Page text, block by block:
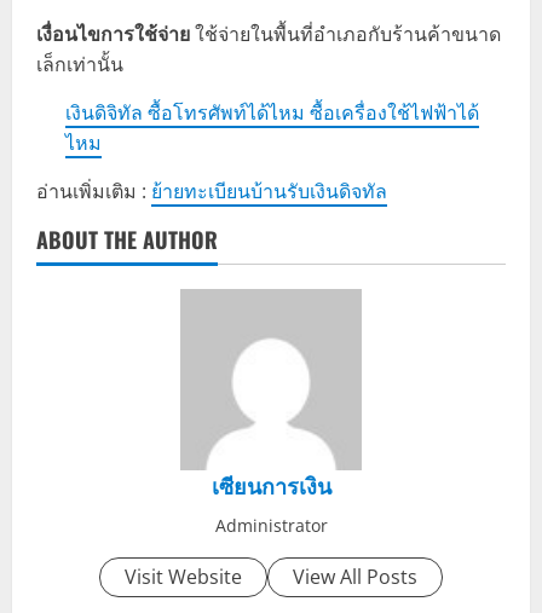
เงื่อนไขการใช้จ่ายใช้จ่ายในพื้นที่อำเภอกับร้านค้าขนาด
เล็กเท่านั้น
เงินดิจิทัล ซื้อโทรศัพท์ได้ไหม ซื้อเครื่องใช้ไฟฟ้าได้
ไหม
อ่านเพิ่มเติม : ย้ายทะเบียนบ้านรับเงินดิจทัล
ABOUT THE AUTHOR
เซียนการเงิน
Administrator
Visit Website View All Posts